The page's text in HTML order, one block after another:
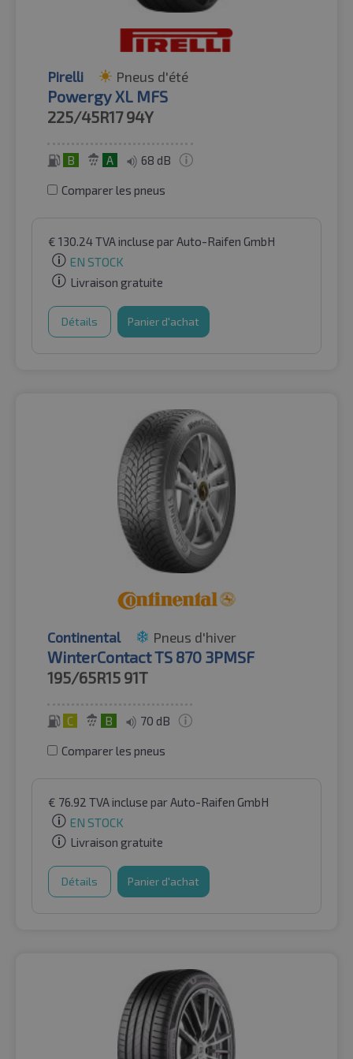
Pirelli Pneus d'été
Powergy XL MFS
225/45R17 94Y
B A 68 dB
Comparer les pneus
€ 130.24TVA incluse par Auto-Raifen GmbH
EN STOCK
Livraison gratuite
Détails Panier d'achat
Continental Pneus d'hiver
WinterContact TS 870 3PMSF
195/65R15 91T
C B 70 dB
Comparer les pneus
€ 76.92 TVA incluse par Auto-Raifen GmbH
EN STOCK
Livraison gratuite
Détails Panier d'achat